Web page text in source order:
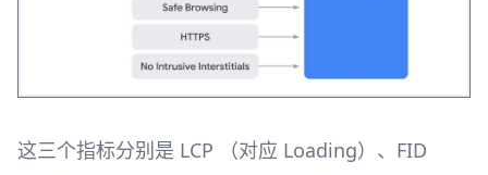
这三个指标分别是 LCP （对应 Loading）、FID